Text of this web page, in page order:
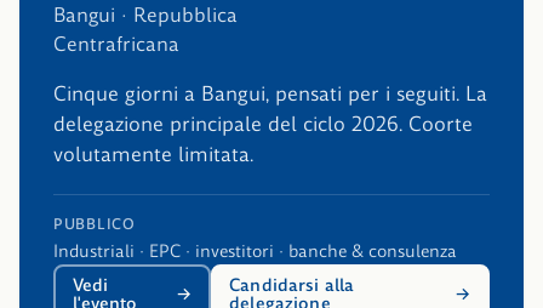
Bangui · Repubblica
Centrafricana
Cinque giorni a Bangui, pensati per i seguiti. La
delegazione principale del ciclo 2026. Coorte
volutamente limitata.
PUBBLICO
Industriali · EPC · investitori · banche & consulenza
Vedi
l'evento
Candidarsi alla
delegazione